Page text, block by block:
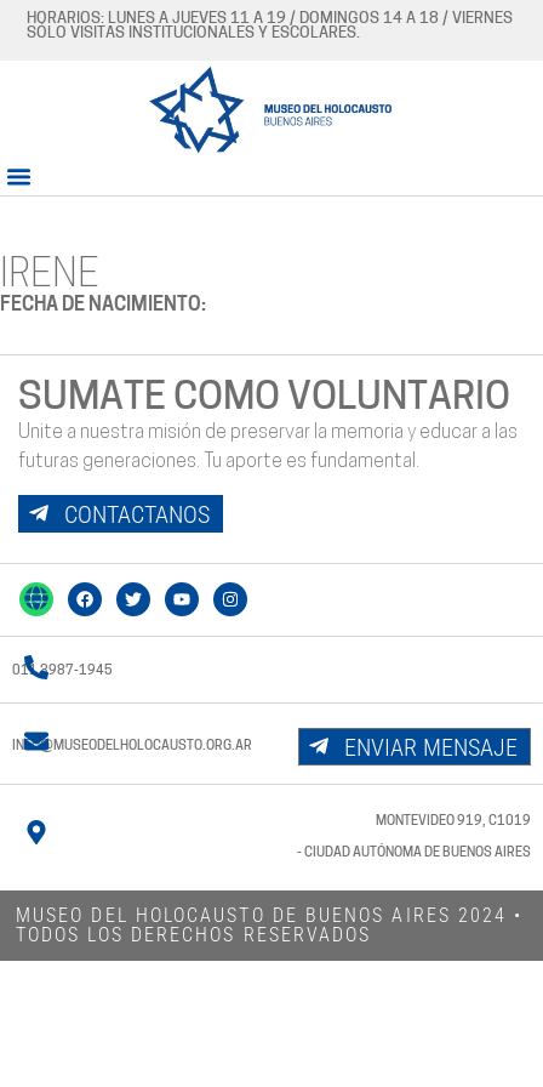
HORARIOS: LUNES A JUEVES 11 A 19 / DOMINGOS 14 A 18 / VIERNES
SÓLO VISITAS INSTITUCIONALES Y ESCOLARES.
IRENE
FECHA DE NACIMIENTO:
SUMATE COMO VOLUNTARIO
Unite a nuestra misión de preservar la memoria y educar a las
futuras generaciones. Tu aporte es fundamental.
CONTACTANOS
011 3987-1945
INFO@MUSEODELHOLOCAUSTO.ORG.AR ENVIAR MENSAJE
MONTEVIDEO 919, C1019
- CIUDAD AUTÓNOMA DE BUENOS AIRES
MUSEO DEL HOLOCAUSTO DE BUENOS AIRES 2024​ •
TODOS LOS DERECHOS RESERVADOS